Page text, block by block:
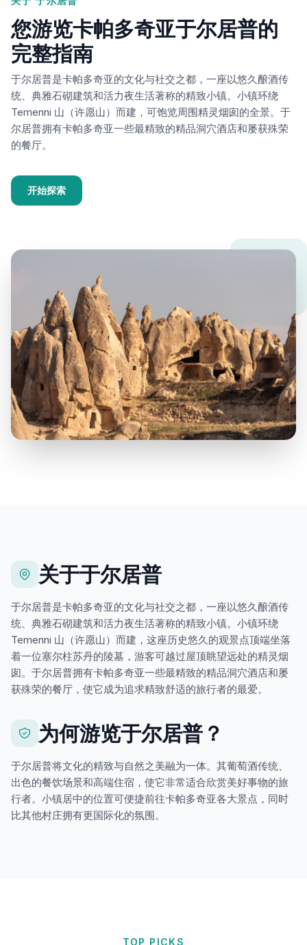
您游览卡帕多奇亚于尔居普的
完整指南
于尔居普是卡帕多奇亚的文化与社交之都，一座以悠久酿酒传
统、典雅石砌建筑和活力夜生活著称的精致小镇。小镇环绕
Temenni 山（许愿山）而建，可饱览周围精灵烟囱的全景。于
尔居普拥有卡帕多奇亚一些最精致的精品洞穴酒店和屡获殊荣
的餐厅。
开始探索
关于于尔居普
于尔居普是卡帕多奇亚的文化与社交之都，一座以悠久酿酒传
统、典雅石砌建筑和活力夜生活著称的精致小镇。小镇环绕
Temenni 山（许愿山）而建，这座历史悠久的观景点顶端坐落
着一位塞尔柱苏丹的陵墓，游客可越过屋顶眺望远处的精灵烟
囱。于尔居普拥有卡帕多奇亚一些最精致的精品洞穴酒店和屡
获殊荣的餐厅，使它成为追求精致舒适的旅行者的最爱。
为何游览于尔居普？
于尔居普将文化的精致与自然之美融为一体。其葡萄酒传统、
出色的餐饮场景和高端住宿，使它非常适合欣赏美好事物的旅
行者。小镇居中的位置可便捷前往卡帕多奇亚各大景点，同时
比其他村庄拥有更国际化的氛围。
TOP PICKS